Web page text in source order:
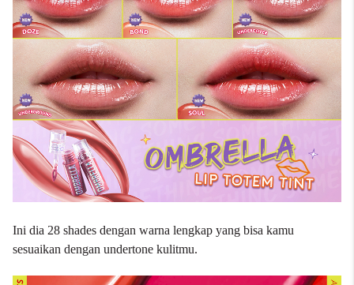
Ini dia 28 shades dengan warna lengkap yang bisa kamu
sesuaikan dengan undertone kulitmu.